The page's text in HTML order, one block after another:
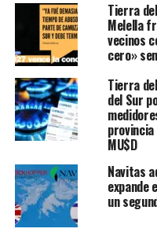
Tierra
Melella
vecinos
cero»
Tierra
del Sur
MU$D
Navitas
expande
un